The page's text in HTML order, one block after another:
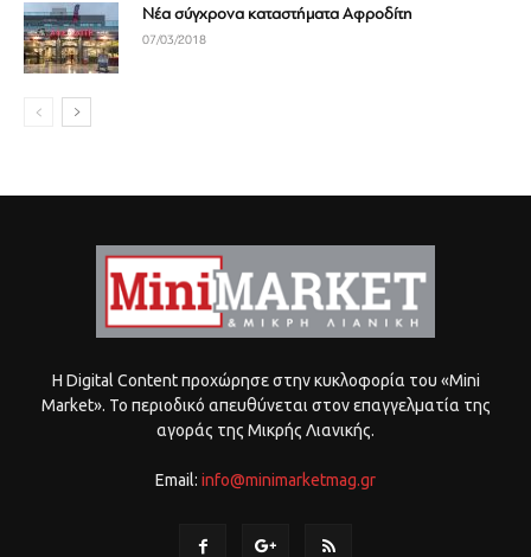
Νέα σύγχρονα καταστήματα Αφροδίτη
07/03/2018
Η Digital Content προχώρησε στην κυκλοφορία του «Mini
Market». Το περιοδικό απευθύνεται στον επαγγελματία της
αγοράς της Μικρής Λιανικής.
Email: info@minimarketmag.gr